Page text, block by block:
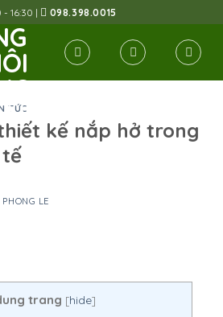
- 16:30 | 098.398.0015
TỨC
kế nắp hở trong
PHONG LE
trang [hide]